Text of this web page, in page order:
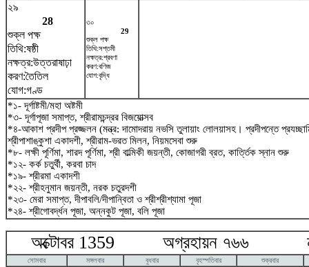
২৯
28
শুক্ল পক্ষ
তিথি:ষষ্ঠী
নক্ষত্র:উত্তরাষাঢ়া
করণ:তৈতিল
যোগ:গণ্ড
৩০
29
শুক্ল পক্ষ
তিথি:সপ্তমী
নক্ষত্র:শ্রবণা
করণ:বণিজ
যোগ:বৃদ্ধি
*১- দূর্গাষ্টমী/মহা অষ্টমী
*৩- দূর্গাপূজা সমাপ্ত, শ্রীরামচন্দ্রর বিজয়োত্সব
*৪-আকাশ প্রদীপ প্রজ্জলন (মন্ত্র: দামোদরায় নভসি তুলায়াং লোলয়াসহ। প্রদীপন্তে
শ্রীপাশাঙ্কুশা একাদশী, শ্রীরাম-ভরত মিলন, নিয়মসেবা শুরু
*৮- লক্ষী পূর্ণিমা, শারদ পূর্ণিমা, শ্রী বাল্মিকী জয়ন্তী, কোজাগরী ব্রত, কার্ত্তিক স্নান শুরু
*১২- কর্ক চতুর্থী, করবা চাদ
*১৯- শ্রীরমা একাদশী
*২২- শ্রীহনুমান জয়ন্তী, নরক চতুরদশী
*২৩- মেরা সমাপ্ত, দীপাবলি/দীপান্বিতা ও শ্রীশ্রীশ্যামা পূজা
*২৪- শ্রীগোবর্দ্ধন পূজা, অন্নকুট পূজা, বলি পূজা
অক্টোবর 1359 অগ্রহায়ন ৭৬৬
সোমবার মঙ্গলবার বুধবার বৃহস্পতিবার
শুক্রবার